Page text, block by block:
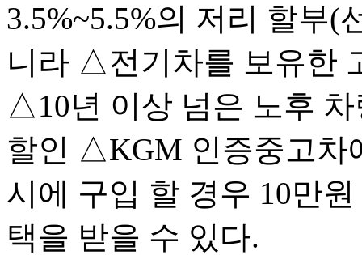
3.5%~5.5%의 저리 할부(
니라 △전기차를 보유한
△10년 이상 넘은 노후
할인 △KGM 인증중고차
시에 구입 할 경우 10만
택을 받을 수 있다.